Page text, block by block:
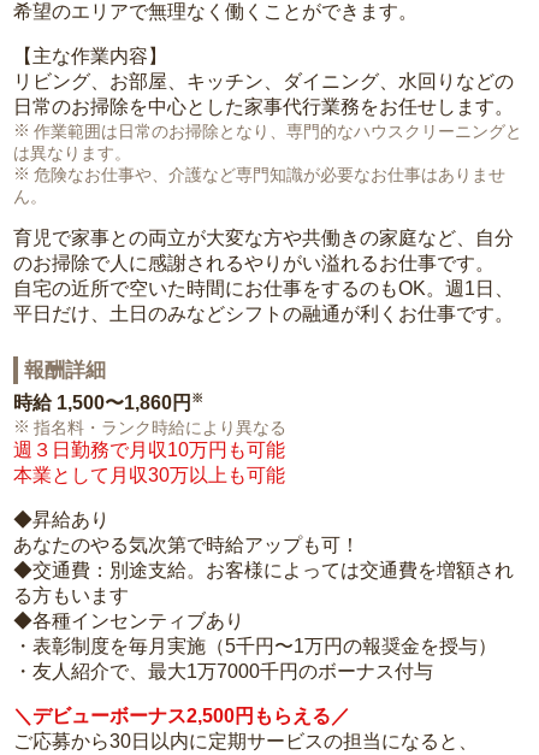
希望のエリアで無理なく働くことができます。
【主な作業内容】
リビング、お部屋、キッチン、ダイニング、水回りなどの
日常のお掃除を中心とした家事代行業務をお任せします。
作業範囲は日常のお掃除となり、専門的なハウスクリーニングと
は異なります。
危険なお仕事や、介護など専門知識が必要なお仕事はありませ
ん。
育児で家事との両立が大変な方や共働きの家庭など、自分
のお掃除で人に感謝されるやりがい溢れるお仕事です。
自宅の近所で空いた時間にお仕事をするのもOK。週1日、
平日だけ、土日のみなどシフトの融通が利くお仕事です。
報酬詳細
時給 1,500〜1,860円 ※
指名料・ランク時給により異なる
週３日勤務で月収10万円も可能
本業として月収30万以上も可能
◆昇給あり
あなたのやる気次第で時給アップも可！
◆交通費：別途支給。お客様によっては交通費を増額され
る方もいます
◆各種インセンティブあり
・表彰制度を毎月実施（5千円〜1万円の報奨金を授与）
・友人紹介で、最大1万7000千円のボーナス付与
＼デビューボーナス2,500円もらえる／
ご応募から30日以内に定期サービスの担当になると、